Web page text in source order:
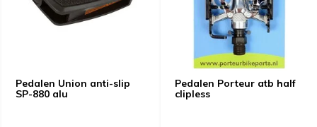
Pedalen Union anti-slip
SP-880 alu
Pedalen Porteur atb half
clipless